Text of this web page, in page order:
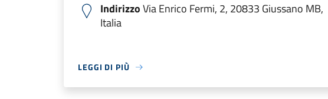
IndirizzoVia Enrico Fermi, 2, 20833 Giussano MB,
Italia
LEGGI DI PIÙ